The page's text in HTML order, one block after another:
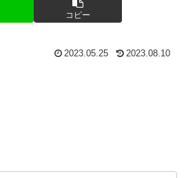
コピー
2023.05.25 2023.08.10